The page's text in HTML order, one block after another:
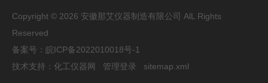
Copyright © 2026 安徽那艾仪器制造有限公司 AlL Rights
Reserved
备案号： 皖ICP备2022010018号-1
技术支持： 化工仪器网 管理登录 sitemap.xml